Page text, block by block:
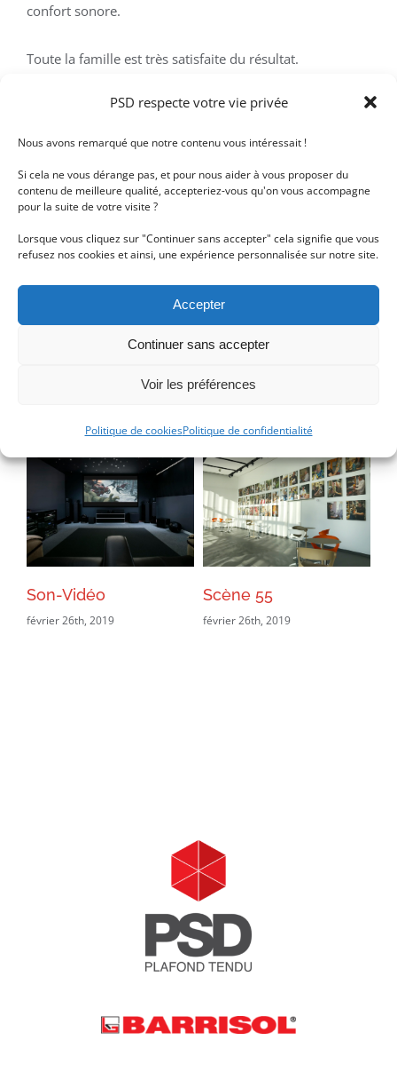
PSD respecte votre vie privée
Nous avons remarqué que notre contenu vous intéressait !
Si cela ne vous dérange pas, et pour nous aider à vous proposer du
contenu de meilleure qualité, accepteriez-vous qu'on vous accompagne
pour la suite de votre visite ?
Lorsque vous cliquez sur "Continuer sans accepter" cela signifie que vous
refusez nos cookies et ainsi, une expérience personnalisée sur notre site.
Accepter
Continuer sans accepter
Voir les préférences
Politique de cookiesPolitique de confidentialité
confort sonore.
Toute la famille est très satisfaite du résultat.
Détails du projet
Catégories:
Plafond tendu
Traitement acoustique
Son-Vidéo
février 26th, 2019
Scène 55
février 26th, 2019